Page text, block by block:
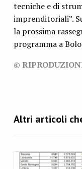
tecniche e di
imprenditoriali”.
la prossima
programma a
©